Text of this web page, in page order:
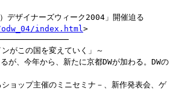
）デザイナーズウィーク2004」開催迫る
index.html >
がこの国を変えていく」～
が、今年から、新たに京都DWが加わる。DWの
ョップ主催のミニセミナ－、新作発表会、ゲ